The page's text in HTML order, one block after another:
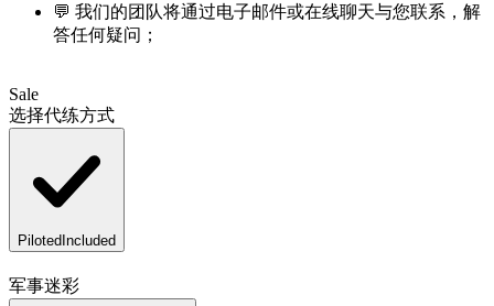
💬 我们的团队将通过电子邮件或在线聊天与您联系，解
答任何疑问；
Sale
选择代练方式
Piloted Included
军事迷彩